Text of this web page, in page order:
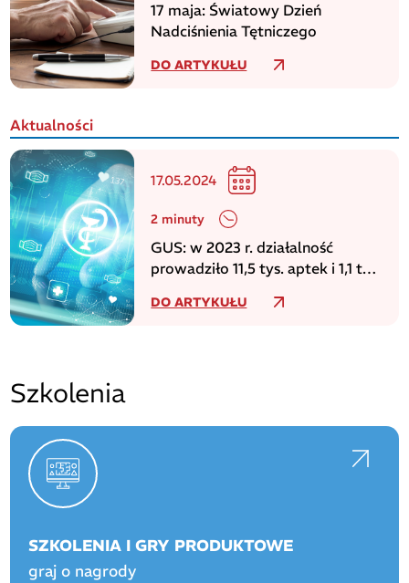
17 maja: Światowy Dzień
Nadciśnienia Tętniczego
DO ARTYKUŁU
Aktualności
17.05.2024
2 minuty
GUS: w 2023 r. działalność
prowadziło 11,5 tys. aptek i 1,1 tys.
DO ARTYKUŁU
Szkolenia
SZKOLENIA I GRY PRODUKTOWE
graj o nagrody